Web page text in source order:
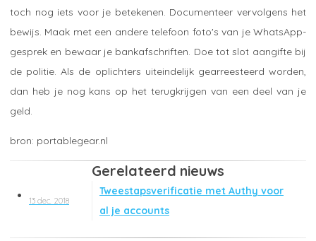
toch nog iets voor je betekenen. Documenteer vervolgens het
bewijs. Maak met een andere telefoon foto's van je WhatsApp-
gesprek en bewaar je bankafschriften. Doe tot slot aangifte bij
de politie. Als de oplichters uiteindelijk gearreesteerd worden,
dan heb je nog kans op het terugkrijgen van een deel van je
geld.
portablegear.nl
Gerelateerd nieuws
13 dec. 2018
Tweestapsverificatie met Authy voor
al je accounts